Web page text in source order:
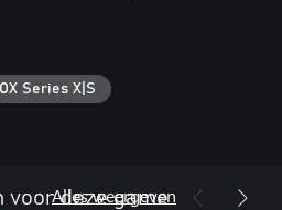
Series X|S
voor deze game
Alles weergeven